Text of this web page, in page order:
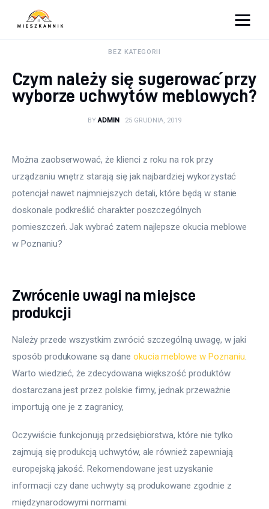
Sypialnia
Salon
Salon
BEZ KATEGORII
Czym należy się sugerować przy
wyborze uchwytów meblowych?
BY ADMIN 25 GRUDNIA, 2019
Można zaobserwować, że klienci z roku na rok przy
urządzaniu wnętrz starają się jak najbardziej wykorzystać
potencjał nawet najmniejszych detali, które będą w stanie
doskonale podkreślić charakter poszczególnych
pomieszczeń. Jak wybrać zatem najlepsze okucia meblowe
w Poznaniu?
Zwrócenie uwagi na miejsce
produkcji
Należy przede wszystkim zwrócić szczególną uwagę, w jaki
sposób produkowane są dane okucia meblowe w Poznaniu.
Warto wiedzieć, że zdecydowana większość produktów
dostarczana jest przez polskie firmy, jednak przeważnie
importują one je z zagranicy,
Oczywiście funkcjonują przedsiębiorstwa, które nie tylko
zajmują się produkcją uchwytów, ale również zapewniają
europejską jakość. Rekomendowane jest uzyskanie
informacji czy dane uchwyty są produkowane zgodnie z
międzynarodowymi normami.